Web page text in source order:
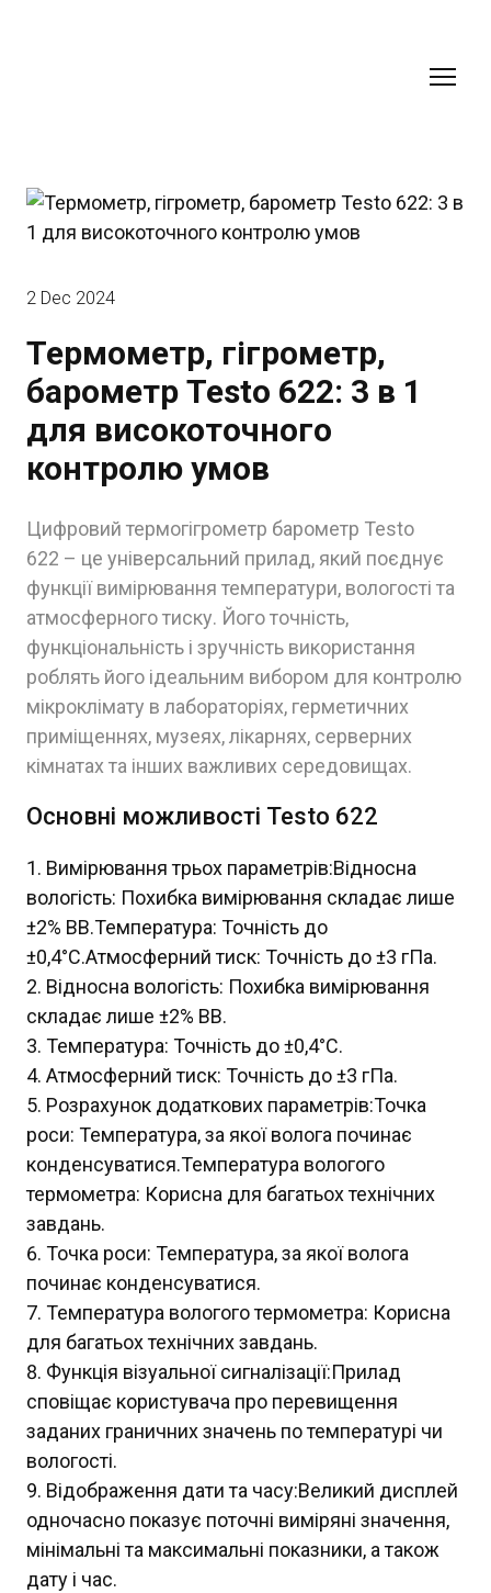
2 Dec 2024
Термометр, гігрометр,
барометр Testo 622: 3 в 1
для високоточного
контролю умов
Цифровий термогігрометр барометр Testo
622 – це універсальний прилад, який поєднує
функції вимірювання температури, вологості та
атмосферного тиску. Його точність,
функціональність і зручність використання
роблять його ідеальним вибором для контролю
мікроклімату в лабораторіях, герметичних
приміщеннях, музеях, лікарнях, серверних
кімнатах та інших важливих середовищах.
Основні можливості Testo 622
Вимірювання трьох параметрів:Відносна
вологість: Похибка вимірювання складає лише
±2% ВВ.Температура: Точність до
±0,4°C.Атмосферний тиск: Точність до ±3 гПа.
Відносна вологість: Похибка вимірювання
складає лише ±2% ВВ.
Температура: Точність до ±0,4°C.
Атмосферний тиск: Точність до ±3 гПа.
Розрахунок додаткових параметрів:Точка
роси: Температура, за якої волога починає
конденсуватися.Температура вологого
термометра: Корисна для багатьох технічних
завдань.
Точка роси: Температура, за якої волога
починає конденсуватися.
Температура вологого термометра: Корисна
для багатьох технічних завдань.
Функція візуальної сигналізації:Прилад
сповіщає користувача про перевищення
заданих граничних значень по температурі чи
вологості.
Відображення дати та часу:Великий дисплей
одночасно показує поточні виміряні значення,
мінімальні та максимальні показники, а також
дату і час.